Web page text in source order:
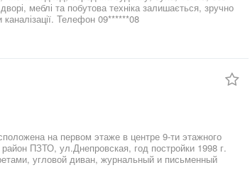
меблі та побутова техніка залишається, зручно
для тих.. хто планує швидкий переїзд. Замінена проводка та труби каналізації. Телефон 09******08
ПЗТО, ул.Днепровская, год постройки 1998 г.